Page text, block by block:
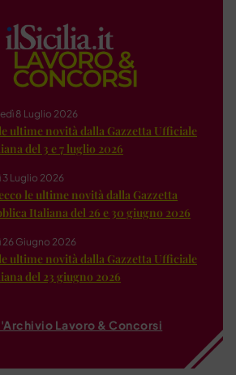
8 Luglio 2026
ultime novità dalla Gazzetta Ufficiale
del 3 e 7 luglio 2026
3 Luglio 2026
le ultime novità dalla Gazzetta
Italiana del 26 e 30 giugno 2026
26 Giugno 2026
ultime novità dalla Gazzetta Ufficiale
del 23 giugno 2026
Lavoro & Concorsi